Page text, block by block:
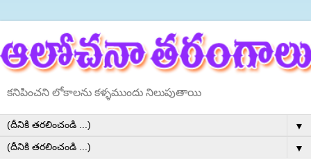
కనిపించని లోకాలను కళ్ళముందు నిలుపుతాయి
▼
▼